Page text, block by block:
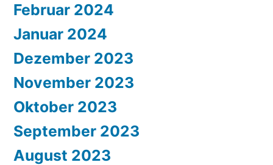
Februar 2024
Januar 2024
Dezember 2023
November 2023
Oktober 2023
September 2023
August 2023